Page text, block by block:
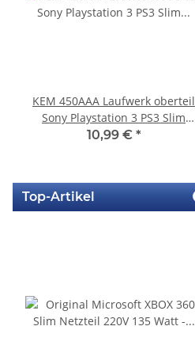
KEM 450AAA Laufwerk oberteil
Sony Playstation 3 PS3 Slim
gebraucht
10,99 € *
Top-Artikel